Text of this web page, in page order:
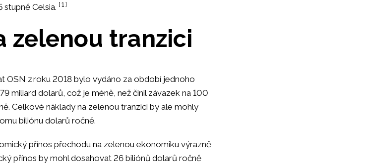
stupně Celsia. [ 1 ]
zelenou tranzici
OSN z roku 2018 bylo vydáno za období jednoho
miliard dolarů, což je méně, než činil závazek na 100
Celkové náklady na zelenou tranzici by ale mohly
biliónu dolarů ročně.
přínos přechodu na zelenou ekonomiku výrazně
přínos by mohl dosahovat 26 biliónů dolarů ročně